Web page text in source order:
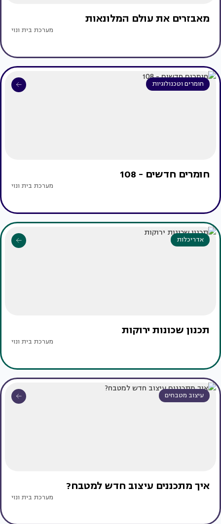
מאבזרים את עולם המלונאות
מערכת בית ונוי
חומרים וטכנולוגיות
חומרים חדשים - 108
מערכת בית ונוי
אדריכלות
תכנון שכונות ירוקות
מערכת בית ונוי
עיצוב מטבחים
איך מתכננים עיצוב חדש למטבח?
מערכת בית ונוי